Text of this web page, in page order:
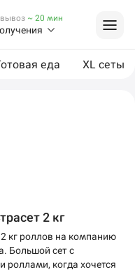
~ 20 мин
еда XL сеты
2 кг
кг роллов на компанию
Большой сет с
роллами, когда хочется